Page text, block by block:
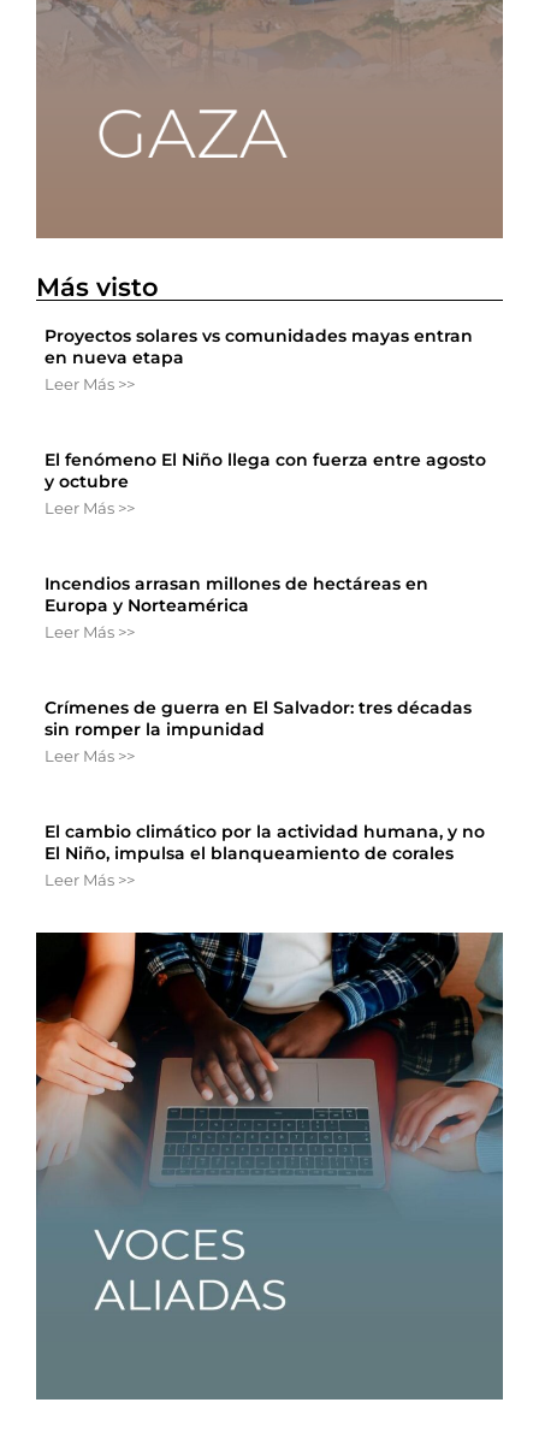
Más visto
Proyectos solares vs comunidades mayas entran
en nueva etapa
Leer Más >>
El fenómeno El Niño llega con fuerza entre agosto
y octubre
Leer Más >>
Incendios arrasan millones de hectáreas en
Europa y Norteamérica
Leer Más >>
Crímenes de guerra en El Salvador: tres décadas
sin romper la impunidad
Leer Más >>
El cambio climático por la actividad humana, y no
El Niño, impulsa el blanqueamiento de corales
Leer Más >>